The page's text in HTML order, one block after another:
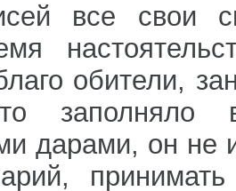
все свои
обители,
заполняло
дарами, он не
принимать